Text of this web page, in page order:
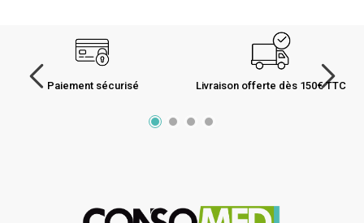
Paiement sécurisé Livraison offerte dès 150€ TTC